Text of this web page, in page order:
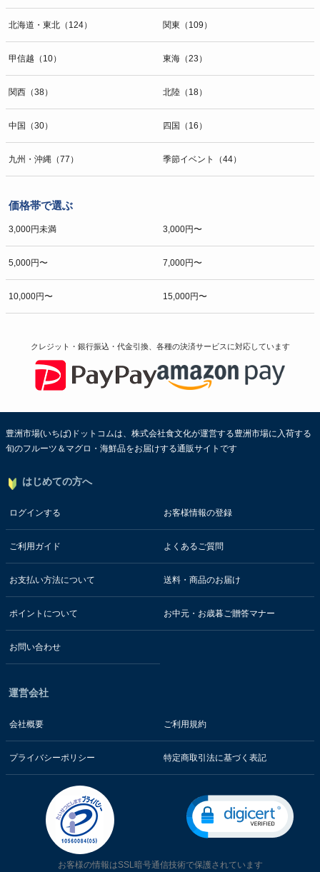
北海道・東北（124） 関東（109）
甲信越（10） 東海（23）
関西（38） 北陸（18）
中国（30） 四国（16）
九州・沖縄（77） 季節イベント（44）
価格帯で選ぶ
3,000円未満 3,000円〜
5,000円〜 7,000円〜
10,000円〜 15,000円〜
クレジット・銀行振込・代金引換、各種の決済サービスに対応しています
豊洲市場(いちば)ドットコムは、株式会社食文化が運営する豊洲市場に入荷する
旬のフルーツ＆マグロ・海鮮品をお届けする通販サイトです
はじめての方へ
ログインする お客様情報の登録
ご利用ガイド よくあるご質問
お支払い方法について 送料・商品のお届け
ポイントについて お中元・お歳暮ご贈答マナー
お問い合わせ
運営会社
会社概要 ご利用規約
プライバシーポリシー 特定商取引法に基づく表記
お客様の情報はSSL暗号通信技術で保護されています